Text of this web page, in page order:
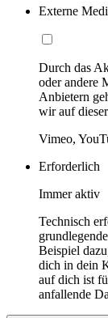
Externe
Durch das
oder andere
Anbietern
wir auf
Vimeo,
Erforderlich
Immer aktiv
Technisch
Beispiel
dich in dein
auf dich ist
anfallende